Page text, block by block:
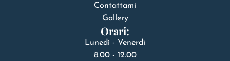
Contattami
Gallery
Orari:
Lunedì - Venerdì
8.00 - 12.00